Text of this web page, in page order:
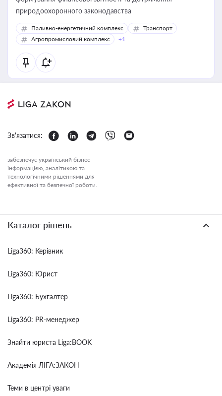
природоохоронного законодавства
Паливно-енергетичний комплекс
Транспорт
Агропромисловий комплекс
+1
Зв'язатися:
забезпечує український бізнес
інформацією, аналітикою та
технологічними рішеннями для
ефективної та безпечної роботи.
Каталог рішень
Liga360: Керівник
Liga360: Юрист
Liga360: Бухгалтер
Liga360: PR-менеджер
Знайти юриста Liga:BOOK
Академія ЛІГА:ЗАКОН
Теми в центрі уваги